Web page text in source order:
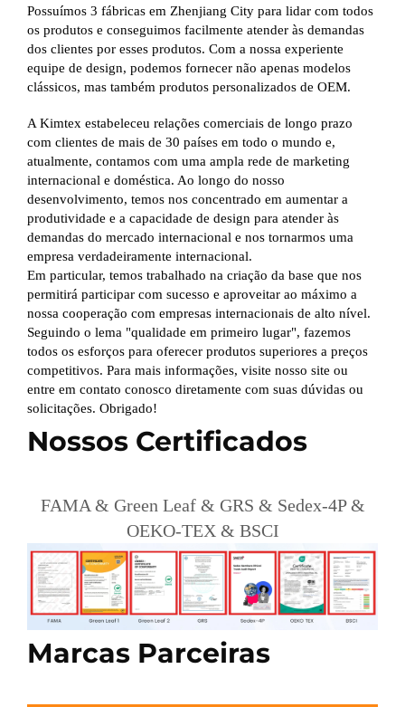
Possuímos 3 fábricas em Zhenjiang City para lidar com todos
os produtos e conseguimos facilmente atender às demandas
dos clientes por esses produtos. Com a nossa experiente
equipe de design, podemos fornecer não apenas modelos
clássicos, mas também produtos personalizados de OEM.
A Kimtex estabeleceu relações comerciais de longo prazo
com clientes de mais de 30 países em todo o mundo e,
atualmente, contamos com uma ampla rede de marketing
internacional e doméstica. Ao longo do nosso
desenvolvimento, temos nos concentrado em aumentar a
produtividade e a capacidade de design para atender às
demandas do mercado internacional e nos tornarmos uma
empresa verdadeiramente internacional.
Em particular, temos trabalhado na criação da base que nos
permitirá participar com sucesso e aproveitar ao máximo a
nossa cooperação com empresas internacionais de alto nível.
Seguindo o lema "qualidade em primeiro lugar", fazemos
todos os esforços para oferecer produtos superiores a preços
competitivos. Para mais informações, visite nosso site ou
entre em contato conosco diretamente com suas dúvidas ou
solicitações. Obrigado!
Nossos Certificados
FAMA & Green Leaf & GRS & Sedex-4P &
OEKO-TEX & BSCI
Marcas Parceiras